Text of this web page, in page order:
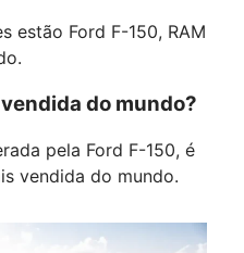
estão Ford F-150, RAM
do mundo?
pela Ford F-150, é
vendida do mundo.